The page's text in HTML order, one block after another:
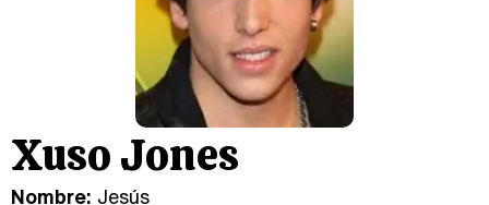
Xuso Jones
Nombre: Jesús